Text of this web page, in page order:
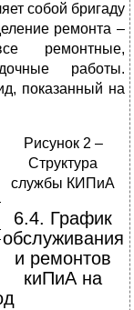
собой бригаду
ремонта –
ремонтные,
работы.
показанный на
Рисунок 2 –
Структура
службы КИПиА
6.4. График
обслуживания
и ремонтов
киПиА на